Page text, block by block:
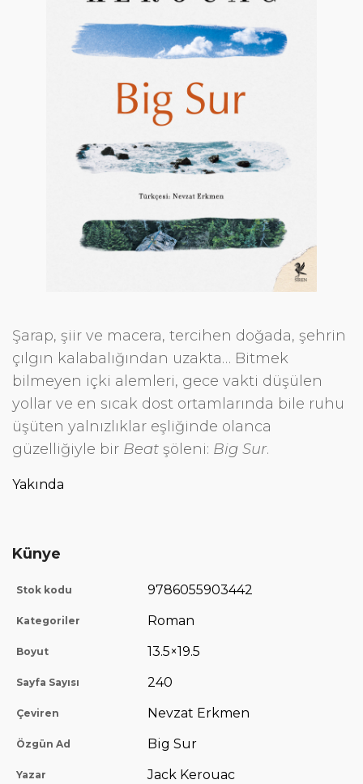
Şarap, şiir ve macera, tercihen doğada, şehrin
çılgın kalabalığından uzakta… Bitmek
bilmeyen içki alemleri, gece vakti düşülen
yollar ve en sıcak dost ortamlarında bile ruhu
üşüten yalnızlıklar eşliğinde olanca
güzelliğiyle bir Beat şöleni: Big Sur.
Yakında
Künye
Stok kodu 9786055903442
Kategoriler Roman
Boyut 13.5×19.5
Sayfa Sayısı 240
Çeviren Nevzat Erkmen
Özgün Ad Big Sur
Yazar Jack Kerouac